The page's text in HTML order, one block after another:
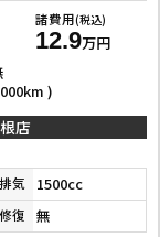
諸費用(税込)
12.9万円
)
店
排気 1500cc
修復 無